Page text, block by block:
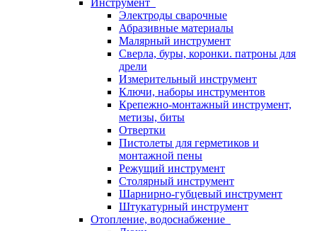
Инструмент
Электроды сварочные
Абразивные материалы
Малярный инструмент
Сверла, буры, коронки. патроны для
дрели
Измерительный инструмент
Ключи, наборы инструментов
Крепежно-монтажный инструмент,
метизы, биты
Отвертки
Пистолеты для герметиков и
монтажной пены
Режущий инструмент
Столярный инструмент
Шарнирно-губцевый инструмент
Штукатурный инструмент
Отопление, водоснабжение